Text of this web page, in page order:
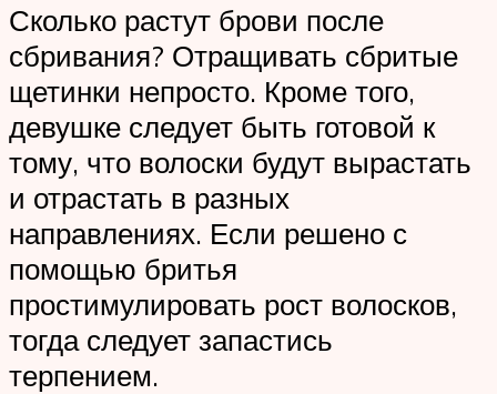
Сколько растут брови после
сбривания? Отращивать сбритые
щетинки непросто. Кроме того,
девушке следует быть готовой к
тому, что волоски будут вырастать
и отрастать в разных
направлениях. Если решено с
помощью бритья
простимулировать рост волосков,
тогда следует запастись
терпением.